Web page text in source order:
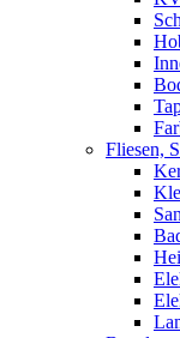
Fliesen,